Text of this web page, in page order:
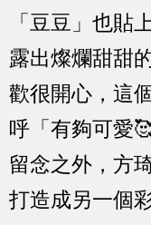
「豆豆」也貼
露出燦爛甜甜
歡很開心，這
呼「有夠可愛
留念之外，方
打造成另一個